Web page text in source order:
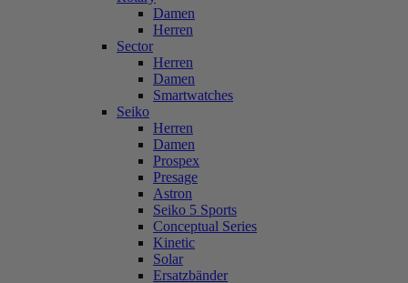
Damen
Herren
Sector
Herren
Damen
Smartwatches
Seiko
Herren
Damen
Prospex
Presage
Astron
Seiko 5 Sports
Conceptual Series
Kinetic
Solar
Ersatzbänder